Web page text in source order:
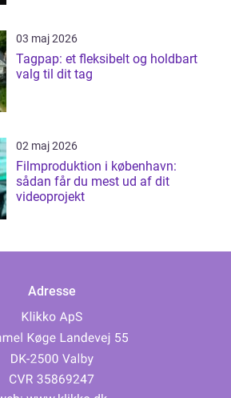
03 maj 2026
Tagpap: et fleksibelt og holdbart
valg til dit tag
02 maj 2026
Filmproduktion i københavn:
sådan får du mest ud af dit
videoprojekt
Adresse